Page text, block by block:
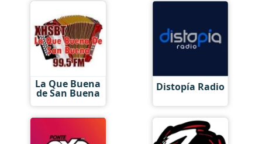
La Que Buena
de San Buena Distopía Radio